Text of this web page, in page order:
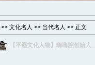
>> 文化名人 >> 当代名人 >> 正文
【平遥文化人物】嗨嗨腔创始人